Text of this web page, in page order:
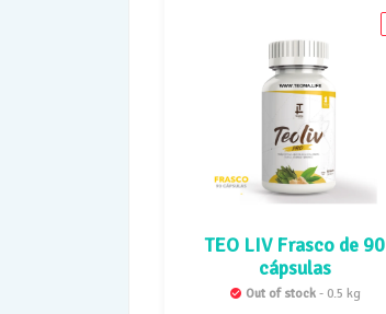
TEO LIV Frasco de 90
cápsulas
Out of stock - 0.5 kg